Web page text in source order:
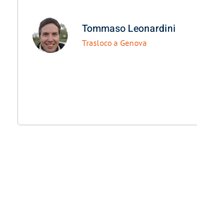
Tommaso Leonardini
Trasloco a Genova